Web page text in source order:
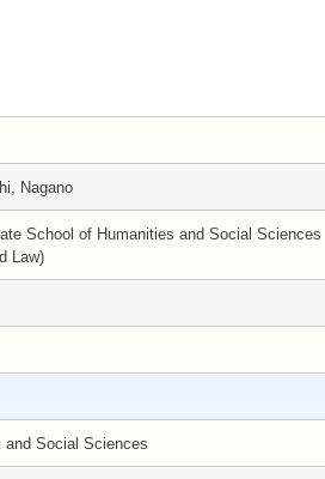
Nagano
School of Humanities and Social Sciences
Law)
and Social Sciences